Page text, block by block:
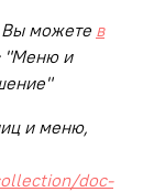
Вы можете в
"Меню и
и меню,
doc-